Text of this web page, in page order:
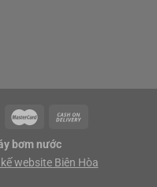
bơm nước
website Biên Hòa